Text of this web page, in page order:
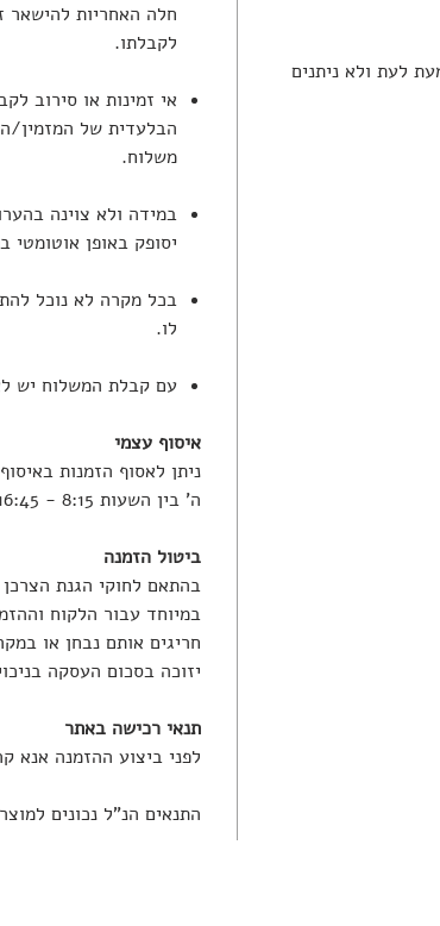
לעת ולא ניתנים
חלה האחריות להישאר
לקבלתו.
אי זמינות או סירוב
הבלעדית של המזמין/ה
משלוח.
במידה ולא צוינה
יסופק באופן
בכל מקרה לא נוכל
לו.
עם קבלת המשלוח יש
איסוף עצמי
ה' בין השעות 8:15 - 16:45 לאחר קבלת הודעה בווטסאפ שההזמנה מוכנה.
ביטול הזמנה
בהתאם לחוקי הגנת
במיוחד עבור הלקוח
חריגים אותם נבחן או
יזוכה בסכום העסקה
תנאי רכישה באתר
לפני ביצוע ההזמנה אנא
התנאים הנ"ל נכונים